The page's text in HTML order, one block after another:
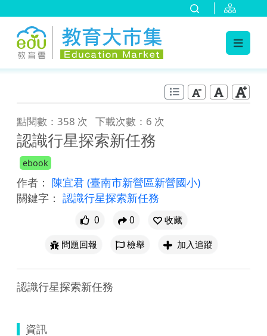
點閱數：358 次 下載次數：6 次
認識行星探索新任務
ebook
作者： 陳宜君 (臺南市新營區新營國小)
關鍵字： 認識行星探索新任務
0 0
收藏
問題回報
檢舉 加入追蹤
認識行星探索新任務
資訊